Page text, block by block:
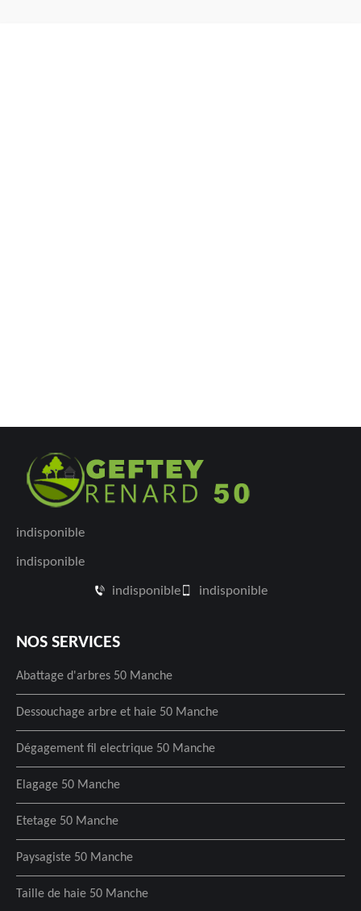
indisponible
indisponible
indisponible indisponible
NOS SERVICES
Abattage d'arbres 50 Manche
Dessouchage arbre et haie 50 Manche
Dégagement fil electrique 50 Manche
Elagage 50 Manche
Etetage 50 Manche
Paysagiste 50 Manche
Taille de haie 50 Manche